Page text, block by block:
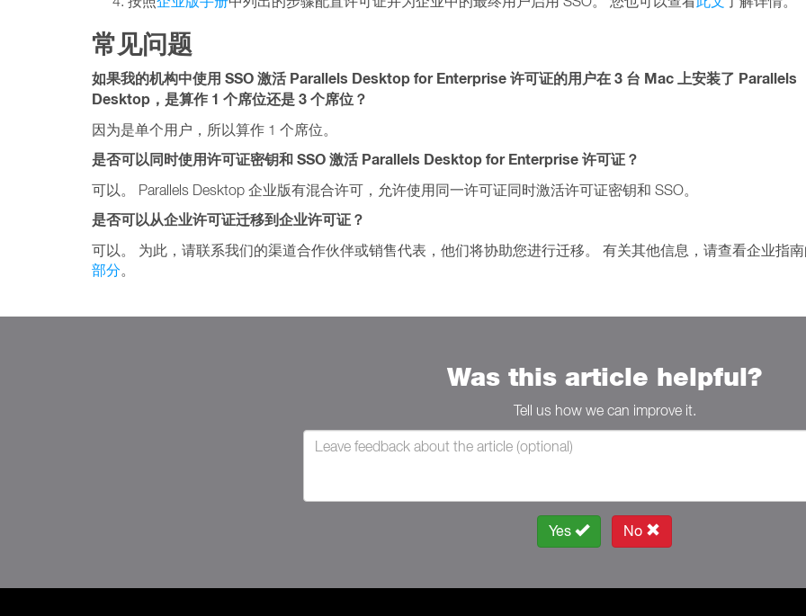
常见问题
如果我的机构中使用 SSO 激活 Parallels Desktop for Enterprise 许可证的用户在 3 台 Mac 上安装了 Parallels
Desktop，是算作 1 个席位还是 3 个席位？
因为是单个用户，所以算作 1 个席位。
是否可以同时使用许可证密钥和 SSO 激活 Parallels Desktop for Enterprise 许可证？
可以。 Parallels Desktop 企业版有混合许可，允许使用同一许可证同时激活许可证密钥和 SSO。
是否可以从企业许可证迁移到企业许可证？
可以。 为此，请联系我们的渠道合作伙伴或销售代表，他们将协助您进行迁移。 有关其他信息，请查看企业指
部分。
Was this article helpful?
Tell us how we can improve it.
Yes No